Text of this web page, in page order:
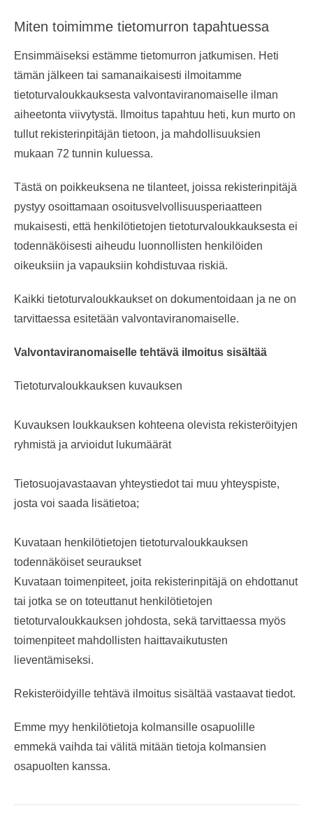
Miten toimimme tietomurron tapahtuessa
Ensimmäiseksi estämme tietomurron jatkumisen. Heti
tämän jälkeen tai samanaikaisesti ilmoitamme
tietoturvaloukkauksesta valvontaviranomaiselle ilman
aiheetonta viivytystä. Ilmoitus tapahtuu heti, kun murto on
tullut rekisterinpitäjän tietoon, ja mahdollisuuksien
mukaan 72 tunnin kuluessa.
Tästä on poikkeuksena ne tilanteet, joissa rekisterinpitäjä
pystyy osoittamaan osoitusvelvollisuusperiaatteen
mukaisesti, että henkilötietojen tietoturvaloukkauksesta ei
todennäköisesti aiheudu luonnollisten henkilöiden
oikeuksiin ja vapauksiin kohdistuvaa riskiä.
Kaikki tietoturvaloukkaukset on dokumentoidaan ja ne on
tarvittaessa esitetään valvontaviranomaiselle.
Valvontaviranomaiselle tehtävä ilmoitus sisältää
Tietoturvaloukkauksen kuvauksen
Kuvauksen loukkauksen kohteena olevista rekisteröityjen
ryhmistä ja arvioidut lukumäärät
Tietosuojavastaavan yhteystiedot tai muu yhteyspiste,
josta voi saada lisätietoa;
Kuvataan henkilötietojen tietoturvaloukkauksen
todennäköiset seuraukset
Kuvataan toimenpiteet, joita rekisterinpitäjä on ehdottanut
tai jotka se on toteuttanut henkilötietojen
tietoturvaloukkauksen johdosta, sekä tarvittaessa myös
toimenpiteet mahdollisten haittavaikutusten
lieventämiseksi.
Rekisteröidyille tehtävä ilmoitus sisältää vastaavat tiedot.
Emme myy henkilötietoja kolmansille osapuolille
emmekä vaihda tai välitä mitään tietoja kolmansien
osapuolten kanssa.